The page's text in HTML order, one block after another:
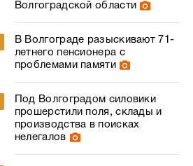
Волгоградской области
В Волгограде разыскивают 71-
летнего пенсионера с
проблемами памяти
Под Волгоградом силовики
прошерстили поля, склады и
производства в поисках
нелегалов